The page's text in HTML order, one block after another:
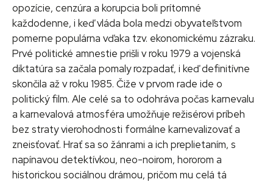
opozície, cenzúra a korupcia boli prítomné
každodenne, i keď vláda bola medzi obyvateľstvom
pomerne populárna vďaka tzv. ekonomickému zázraku.
Prvé politické amnestie prišli v roku 1979 a vojenská
diktatúra sa začala pomaly rozpadať, i keď definitívne
skončila až v roku 1985. Čiže v prvom rade ide o
politický film. Ale celé sa to odohráva počas karnevalu
a karnevalová atmosféra umožňuje režisérovi príbeh
bez straty vierohodnosti formálne karnevalizovať a
zneisťovať. Hrať sa so žánrami a ich preplietaním, s
napínavou detektívkou, neo-noirom, hororom a
historickou sociálnou drámou, pričom mu celá tá